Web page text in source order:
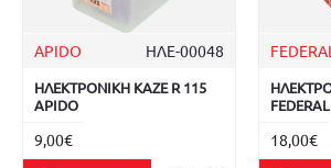
APIDO ΗΛΕ-00048
ΗΛΕΚΤΡΟΝΙΚΗ KAZE R 115
APIDO
9,00€
FEDERAL
FEDERAL
18,00€